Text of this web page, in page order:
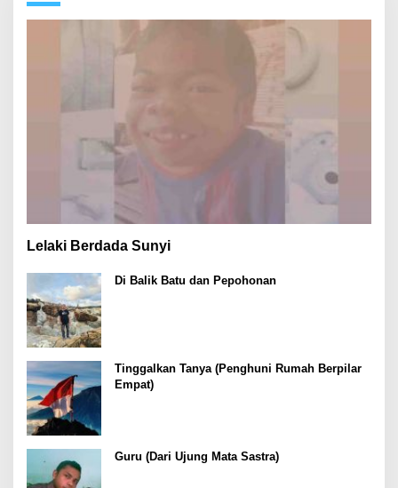
Lelaki Berdada Sunyi
Di Balik Batu dan Pepohonan
Tinggalkan Tanya (Penghuni Rumah Berpilar
Empat)
Guru (Dari Ujung Mata Sastra)